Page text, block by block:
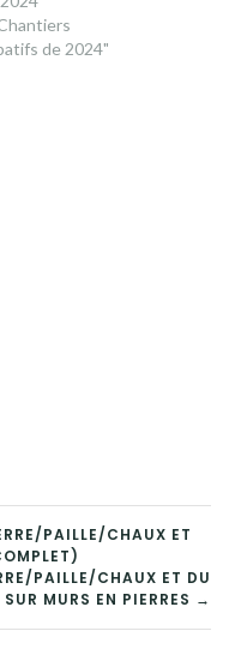
de 2024"
PAILLE/CHAUX ET
PAILLE/CHAUX ET DU
MURS EN PIERRES →